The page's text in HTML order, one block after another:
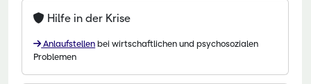
Hilfe in der Krise
Anlaufstellen bei wirtschaftlichen und psychosozialen
Problemen